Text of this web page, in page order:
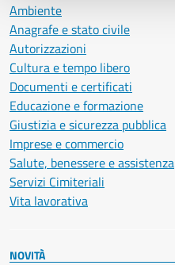
Ambiente
Anagrafe e stato civile
Autorizzazioni
Cultura e tempo libero
Documenti e certificati
Educazione e formazione
Giustizia e sicurezza pubblica
Imprese e commercio
Salute, benessere e assistenza
Servizi Cimiteriali
Vita lavorativa
NOVITÀ